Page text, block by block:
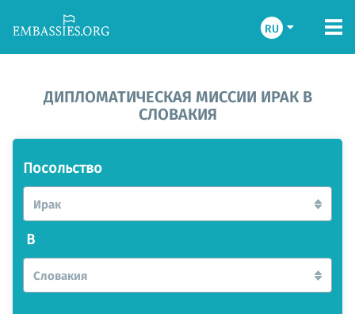
RU
ДИПЛОМАТИЧЕСКАЯ МИССИИ ИРАК В
СЛОВАКИЯ
Посольство
Ирак
В
Словакия